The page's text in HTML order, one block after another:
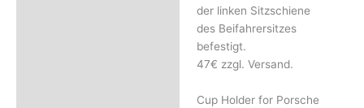
der linken Sitzschiene
des Beifahrersitzes
befestigt.
47€ zzgl. Versand.
Cup Holder for Porsche